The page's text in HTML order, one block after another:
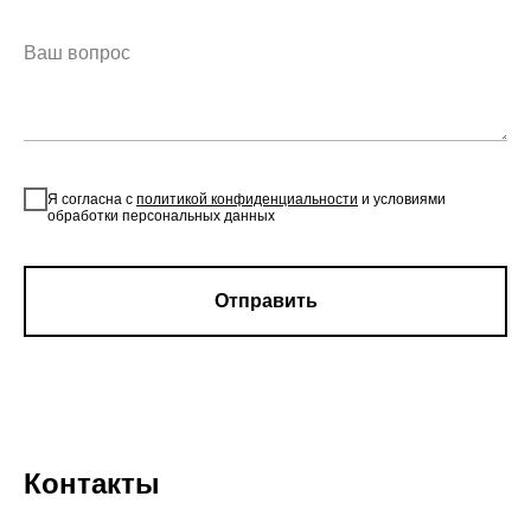
Я согласна с политикой конфиденциальности и условиями
обработки персональных данных
Отправить
Контакты